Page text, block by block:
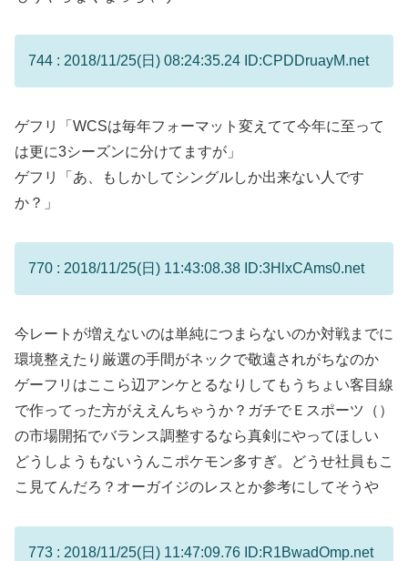
744 : 2018/11/25(日) 08:24:35.24 ID:CPDDruayM.net
ゲフリ「WCSは毎年フォーマット変えてて今年に至って
は更に3シーズンに分けてますが」
ゲフリ「あ、もしかしてシングルしか出来ない人です
か？」
770 : 2018/11/25(日) 11:43:08.38 ID:3HlxCAms0.net
今レートが増えないのは単純につまらないのか対戦までに
環境整えたり厳選の手間がネックで敬遠されがちなのか
ゲーフリはここら辺アンケとるなりしてもうちょい客目線
で作ってった方がええんちゃうか？ガチでＥスポーツ（）
の市場開拓でバランス調整するなら真剣にやってほしい
どうしようもないうんこポケモン多すぎ。どうせ社員もこ
こ見てんだろ？オーガイジのレスとか参考にしてそうや
773 : 2018/11/25(日) 11:47:09.76 ID:R1BwadOmp.net